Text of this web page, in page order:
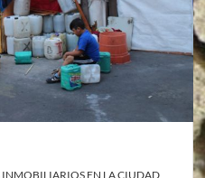
INMOBILIARIOS EN LA CIUDAD